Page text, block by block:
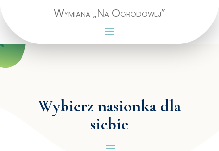
Wymiana „Na Ogrodowej”
Wybierz nasionka dla
siebie